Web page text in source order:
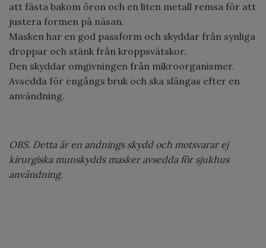
att fästa bakom öron och en liten metall remsa för att
justera formen på näsan.
Masken har en god passform och skyddar från synliga
droppar och stänk från kroppsvätskor.
Den skyddar omgivningen från mikroorganismer.
Avsedda för engångs bruk och ska slängas efter en
användning.
OBS. Detta är en andnings skydd och motsvarar ej
kirurgiska munskydds masker avsedda för sjukhus
användning.